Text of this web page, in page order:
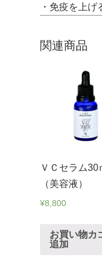
・免疫を上げ
関連商品
ＶＣセラム30
（美容液）
¥8,800
お買い物カ
追加